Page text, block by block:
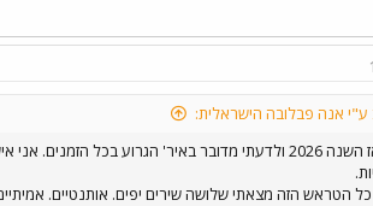
ע"י אנה פבלובה הישראלית:
הטראש הזה מצאתי שלושה שירים יפים. אותנטיים. אמיתיים.